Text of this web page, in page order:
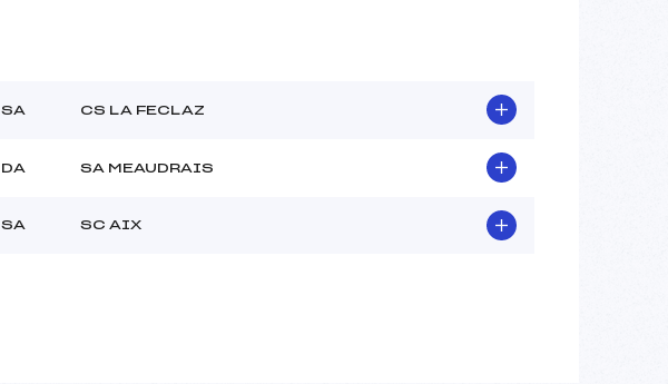
SA CS LA FECLAZ
DA SA MEAUDRAIS
SA SC AIX